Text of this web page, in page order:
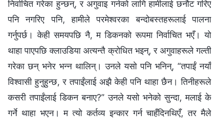
निर्वाचित गरेका हुन्छन्, र अगुवाइ गर्नको लागि हामीलाई छनौट गरिए
पनि नगरिए पनि, हामीले परमेश्‍वरका बन्दोबस्तहरूलाई पालना
गर्नुपर्छ। केही समयपछि नै, म डिकनको रूपमा निर्वाचित भएँ। यो
थाहा पाएपछि क्‍लाउडिया अत्यन्तै क्रोधित भइन्, र अगुवाहरूले गल्ती
गरेका छन् भनेर भन्‍न थालिन्। उनले यसो पनि भनिन्, “तपाईं नयाँ
विश्‍वासी हुनुहुन्छ, र तपाईंलाई अझै केही पनि थाहा छैन। तिनीहरूले
कसरी तपाईंलाई डिकन बनाए?” उनले यसो भनेको सुन्दा, मलाई के
गर्ने थाहा भएन। म त्यो कर्तव्य इन्कार गर्न चाहँदिनथिएँ, तर मैले